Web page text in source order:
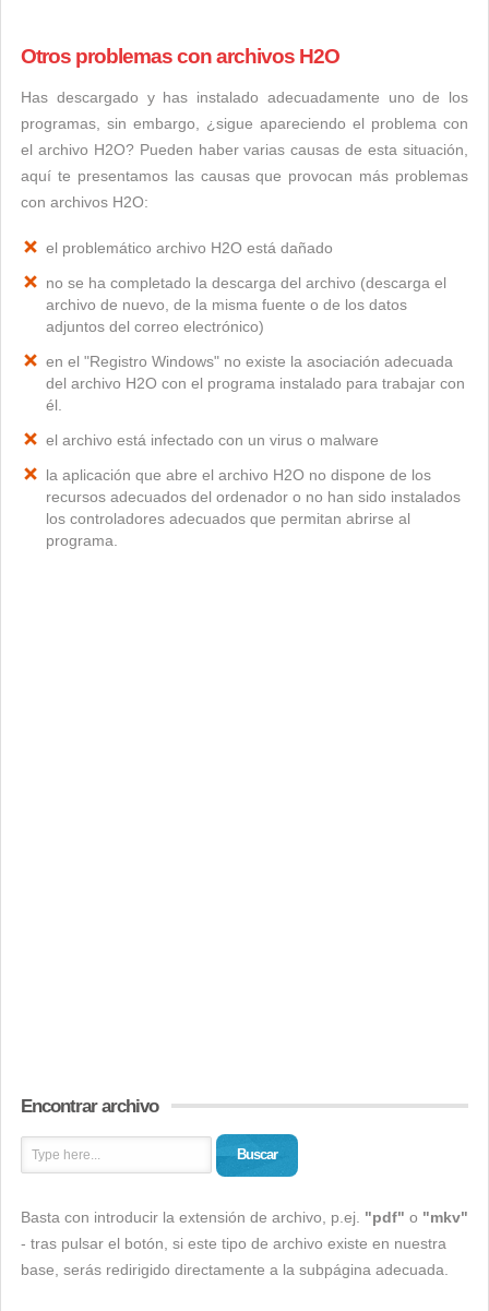
Otros problemas con archivos H2O
Has descargado y has instalado adecuadamente uno de los
programas, sin embargo, ¿sigue apareciendo el problema con
el archivo H2O? Pueden haber varias causas de esta situación,
aquí te presentamos las causas que provocan más problemas
con archivos H2O:
el problemático archivo H2O está dañado
no se ha completado la descarga del archivo (descarga el
archivo de nuevo, de la misma fuente o de los datos
adjuntos del correo electrónico)
en el "Registro Windows" no existe la asociación adecuada
del archivo H2O con el programa instalado para trabajar con
él.
el archivo está infectado con un virus o malware
la aplicación que abre el archivo H2O no dispone de los
recursos adecuados del ordenador o no han sido instalados
los controladores adecuados que permitan abrirse al
programa.
Encontrar archivo
Buscar
Basta con introducir la extensión de archivo, p.ej. "pdf" o "mkv"
- tras pulsar el botón, si este tipo de archivo existe en nuestra
base, serás redirigido directamente a la subpágina adecuada.